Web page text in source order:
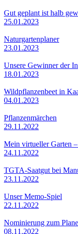
Gut geplant ist halb
25.01.2023
Naturgartenplaner
23.01.2023
Unsere Gewinner der
18.01.2023
Wildpflanzenbeet in
04.01.2023
Pflanzenmärchen
29.11.2022
Mein virtueller Garten
24.11.2022
TGTA-Saatgut bei
23.11.2022
Unser Memo-Spiel
22.11.2022
Nominierung zum
08.11.2022